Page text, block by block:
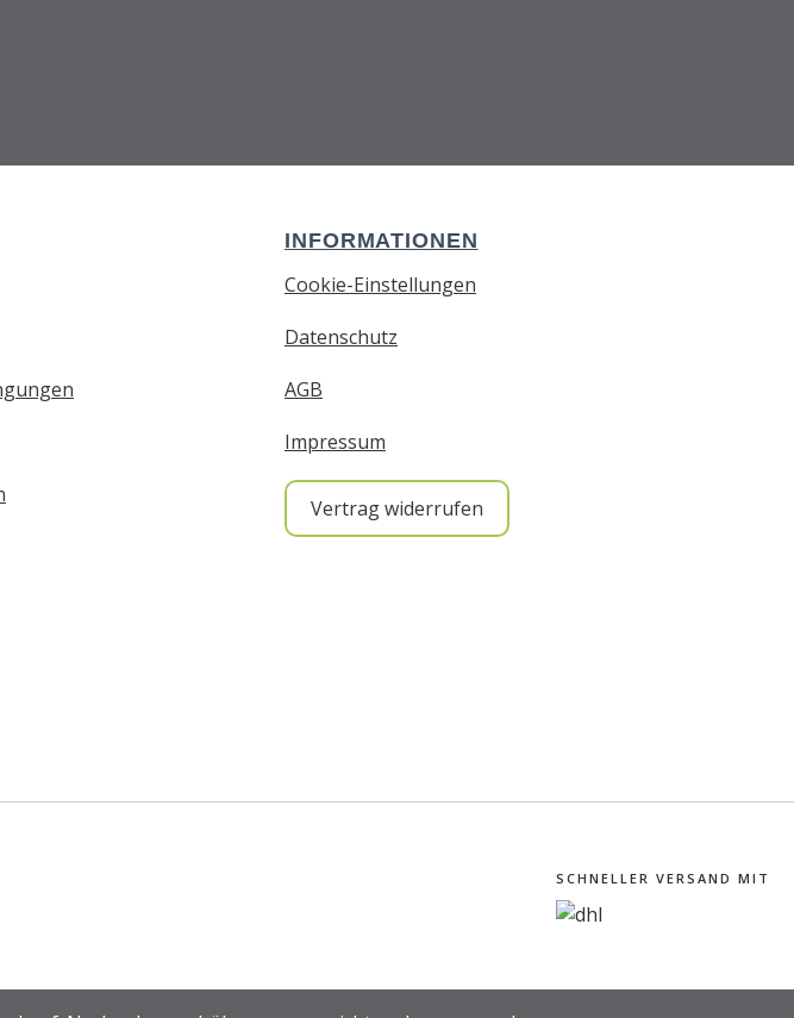
INFORMATIONEN
Cookie-Einstellungen
Datenschutz
AGB
Impressum
Vertrag widerrufen
SCHNELLER VERSAND MIT